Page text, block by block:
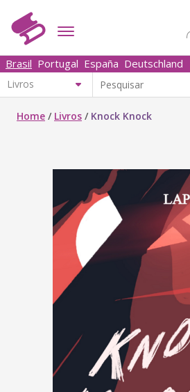
Brasil Portugal España Deutschland
Home / Livros / Knock Knock